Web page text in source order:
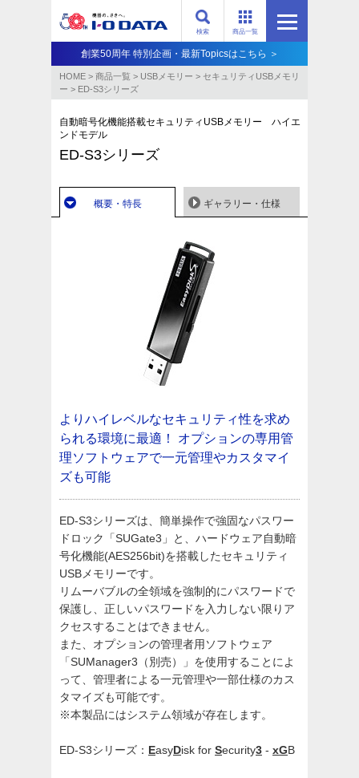
商品一覧
検索
創業50周年 特別企画・最新Topicsはこちら ＞
HOME > 商品一覧 > USBメモリー > セキュリティUSBメモリ
ー > ED-S3シリーズ
自動暗号化機能搭載セキュリティUSBメモリー ハイエ
ンドモデル
ED-S3シリーズ
概要・特長 ギャラリー・仕様
よりハイレベルなセキュリティ性を求め
られる環境に最適！
オプションの専用管
理ソフトウェアで一元管理やカスタマイ
ズも可能
ED-S3シリーズは、簡単操作で強固なパスワー
ドロック「SUGate3」と、ハードウェア自動暗
号化機能(AES256bit)を搭載したセキュリティ
USBメモリーです。
リムーバブルの全領域を強制的にパスワードで
保護し、正しいパスワードを入力しない限りア
クセスすることはできません。
また、オプションの管理者用ソフトウェア
「SUManager3（別売）」を使用することによ
って、管理者による一元管理や一部仕様のカス
タマイズも可能です。
※本製品にはシステム領域が存在します。
ED-S3シリーズ： EasyDisk for Security3 - xGB